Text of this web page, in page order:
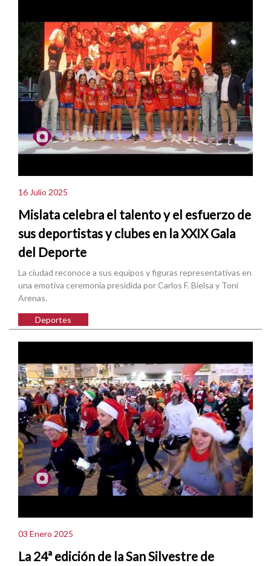
16 Julio 2025
Mislata celebra el talento y el esfuerzo de
sus deportistas y clubes en la XXIX Gala
del Deporte
La ciudad reconoce a sus equipos y figuras representativas en
una emotiva ceremonia presidida por Carlos F. Bielsa y Toni
Arenas.
Deportes
03 Enero 2025
La 24ª edición de la San Silvestre de